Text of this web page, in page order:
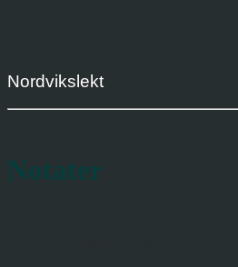
Nordvikslekt
Notater